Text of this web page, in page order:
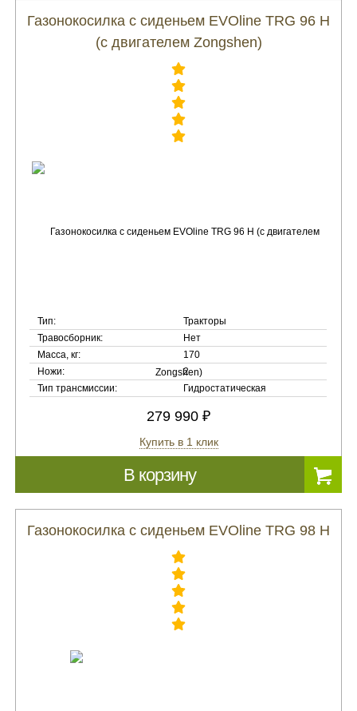
Газонокосилка с сиденьем EVOline TRG 96 H
(с двигателем Zongshen)
Тип:
Тракторы
Травосборник:
Нет
Масса, кг:
170
Ножи:
2
Тип трансмиссии:
Гидростатическая
279 990 ₽
Купить в 1 клик
В корзину
Газонокосилка с сиденьем EVOline TRG 98 H